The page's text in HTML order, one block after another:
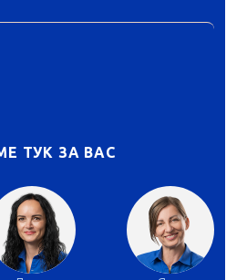
ТУК ЗА ВАС